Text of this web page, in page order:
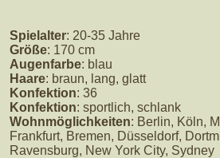
Spielalter: 20-35 Jahre
Größe: 170 cm
Augenfarbe: blau
Haare: braun, lang, glatt
Konfektion: 36
Konfektion: sportlich, schlank
Wohnmöglichkeiten: Berlin, Köln,
Frankfurt, Bremen, Düsseldorf,
Ravensburg, New York City, Sydney